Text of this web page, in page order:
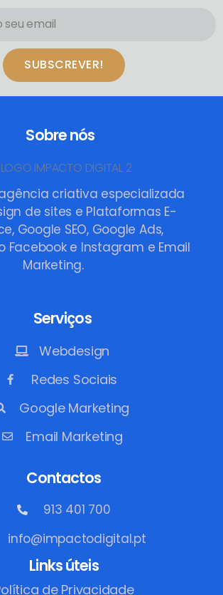
SUBSCREVER!
Sobre nós
criativa especializada
de sites e Plataformas E-
Google SEO, Google Ads,
Facebook e Instagram e Email
Marketing.
Serviços
Webdesign
Redes Sociais
Google Marketing
Email Marketing
Contactos
913 401 700
info@impactodigital.pt
Links úteis
de Privacidade